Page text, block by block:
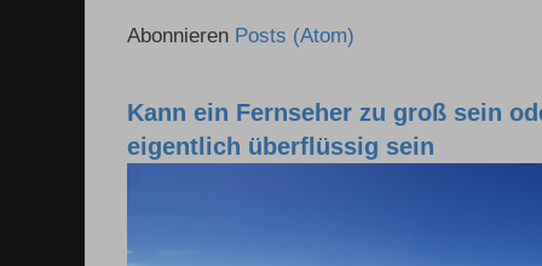
Abonnieren Posts (Atom)
Kann ein Fernseher zu groß sein
eigentlich überflüssig sein